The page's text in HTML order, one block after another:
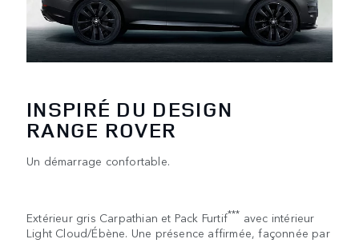
INSPIRÉ DU DESIGN
RANGE ROVER
Un démarrage confortable.
Extérieur gris Carpathian et Pack Furtif*** avec intérieur
Light Cloud/Ébène. Une présence affirmée, façonnée par